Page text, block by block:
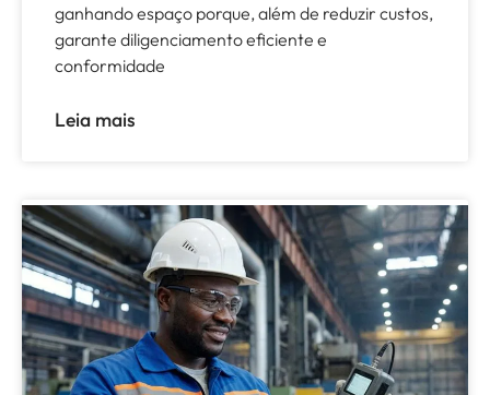
ganhando espaço porque, além de reduzir custos,
garante diligenciamento eficiente e
conformidade
Leia mais